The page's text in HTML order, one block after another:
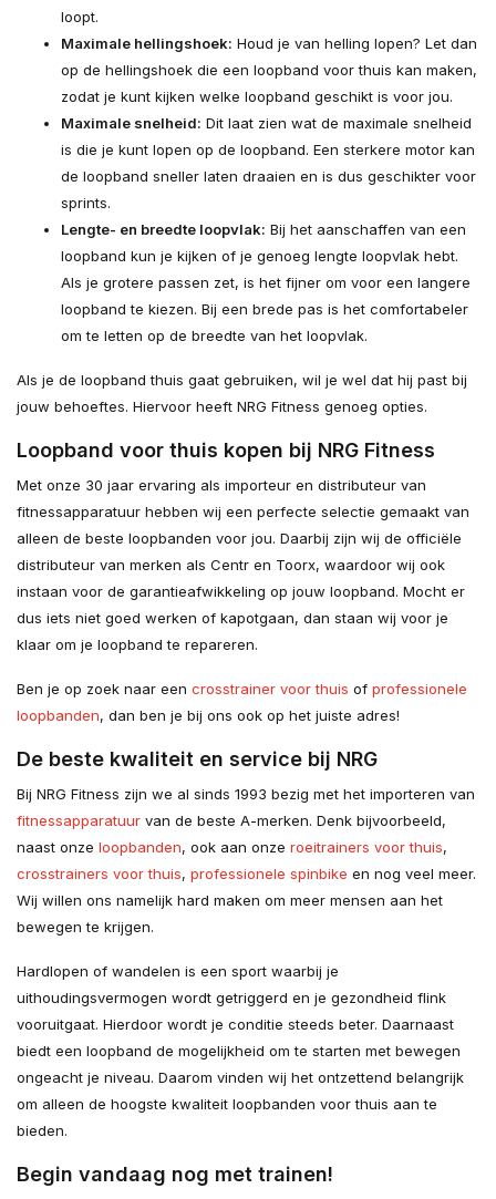
loopt.
Maximale hellingshoek: Houd je van helling lopen? Let dan
op de hellingshoek die een loopband voor thuis kan maken,
zodat je kunt kijken welke loopband geschikt is voor jou.
Maximale snelheid: Dit laat zien wat de maximale snelheid
is die je kunt lopen op de loopband. Een sterkere motor kan
de loopband sneller laten draaien en is dus geschikter voor
sprints.
Lengte- en breedte loopvlak: Bij het aanschaffen van een
loopband kun je kijken of je genoeg lengte loopvlak hebt.
Als je grotere passen zet, is het fijner om voor een langere
loopband te kiezen. Bij een brede pas is het comfortabeler
om te letten op de breedte van het loopvlak.
Als je de loopband thuis gaat gebruiken, wil je wel dat hij past bij
jouw behoeftes. Hiervoor heeft NRG Fitness genoeg opties.
Loopband voor thuis kopen bij NRG Fitness
Met onze 30 jaar ervaring als importeur en distributeur van
fitnessapparatuur hebben wij een perfecte selectie gemaakt van
alleen de beste loopbanden voor jou. Daarbij zijn wij de officiële
distributeur van merken als Centr en Toorx, waardoor wij ook
instaan voor de garantieafwikkeling op jouw loopband. Mocht er
dus iets niet goed werken of kapotgaan, dan staan wij voor je
klaar om je loopband te repareren.
Ben je op zoek naar een crosstrainer voor thuis of professionele
loopbanden, dan ben je bij ons ook op het juiste adres!
De beste kwaliteit en service bij NRG
Bij NRG Fitness zijn we al sinds 1993 bezig met het importeren van
fitnessapparatuur van de beste A-merken. Denk bijvoorbeeld,
naast onze loopbanden, ook aan onze roeitrainers voor thuis,
crosstrainers voor thuis, professionele spinbike en nog veel meer.
Wij willen ons namelijk hard maken om meer mensen aan het
bewegen te krijgen.
Hardlopen of wandelen is een sport waarbij je
uithoudingsvermogen wordt getriggerd en je gezondheid flink
vooruitgaat. Hierdoor wordt je conditie steeds beter. Daarnaast
biedt een loopband de mogelijkheid om te starten met bewegen
ongeacht je niveau. Daarom vinden wij het ontzettend belangrijk
om alleen de hoogste kwaliteit loopbanden voor thuis aan te
bieden.
Begin vandaag nog met trainen!